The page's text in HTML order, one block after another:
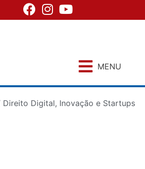
MENU
Direito Digital, Inovação e Startups